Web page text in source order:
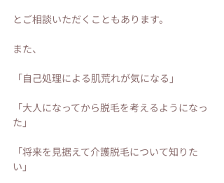
とご相談いただくこともあります。
また、
「自己処理による肌荒れが気になる」
「大人になってから脱毛を考えるようになっ
た」
「将来を見据えて介護脱毛について知りた
い」